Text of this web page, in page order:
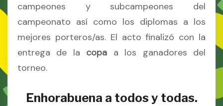
campeones y subcampeones del
campeonato así como los diplomas a los
mejores porteros/as. El acto finalizó con la
entrega de la copa a los ganadores del
torneo.
Enhorabuena a todos y todas.